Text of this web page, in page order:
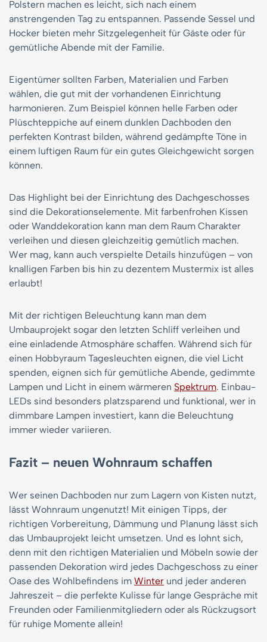
Polstern machen es leicht, sich nach einem
anstrengenden Tag zu entspannen. Passende Sessel und
Hocker bieten mehr Sitzgelegenheit für Gäste oder für
gemütliche Abende mit der Familie.
Eigentümer sollten Farben, Materialien und Farben
wählen, die gut mit der vorhandenen Einrichtung
harmonieren. Zum Beispiel können helle Farben oder
Plüschteppiche auf einem dunklen Dachboden den
perfekten Kontrast bilden, während gedämpfte Töne in
einem luftigen Raum für ein gutes Gleichgewicht sorgen
können.
Das Highlight bei der Einrichtung des Dachgeschosses
sind die Dekorationselemente. Mit farbenfrohen Kissen
oder Wanddekoration kann man dem Raum Charakter
verleihen und diesen gleichzeitig gemütlich machen.
Wer mag, kann auch verspielte Details hinzufügen – von
knalligen Farben bis hin zu dezentem Mustermix ist alles
erlaubt!
Mit der richtigen Beleuchtung kann man dem
Umbauprojekt sogar den letzten Schliff verleihen und
eine einladende Atmosphäre schaffen. Während sich für
einen Hobbyraum Tagesleuchten eignen, die viel Licht
spenden, eignen sich für gemütliche Abende, gedimmte
Lampen und Licht in einem wärmeren Spektrum. Einbau-
LEDs sind besonders platzsparend und funktional, wer in
dimmbare Lampen investiert, kann die Beleuchtung
immer wieder variieren.
Fazit – neuen Wohnraum schaffen
Wer seinen Dachboden nur zum Lagern von Kisten nutzt,
lässt Wohnraum ungenutzt! Mit einigen Tipps, der
richtigen Vorbereitung, Dämmung und Planung lässt sich
das Umbauprojekt leicht umsetzen. Und es lohnt sich,
denn mit den richtigen Materialien und Möbeln sowie der
passenden Dekoration wird jedes Dachgeschoss zu einer
Oase des Wohlbefindens im Winter und jeder anderen
Jahreszeit – die perfekte Kulisse für lange Gespräche mit
Freunden oder Familienmitgliedern oder als Rückzugsort
für ruhige Momente allein!